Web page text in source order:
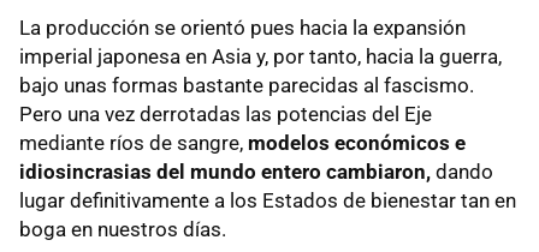
La producción se orientó pues hacia la expansión
imperial japonesa en Asia y, por tanto, hacia la guerra,
bajo unas formas bastante parecidas al fascismo.
Pero una vez derrotadas las potencias del Eje
mediante ríos de sangre, modelos económicos e
idiosincrasias del mundo entero cambiaron, dando
lugar definitivamente a los Estados de bienestar tan en
boga en nuestros días.